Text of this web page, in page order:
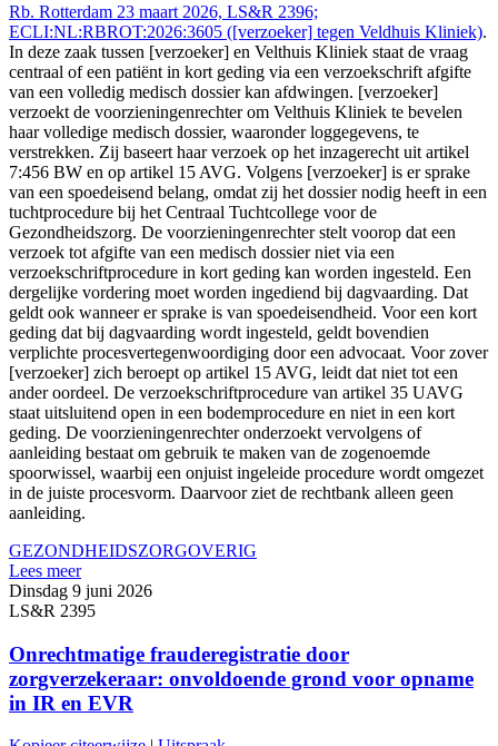
Rb. Rotterdam 23 maart 2026, LS&R 2396;
ECLI:NL:RBROT:2026:3605 ([verzoeker] tegen Veldhuis Kliniek).
In deze zaak tussen [verzoeker] en Velthuis Kliniek staat de vraag
centraal of een patiënt in kort geding via een verzoekschrift afgifte
van een volledig medisch dossier kan afdwingen. [verzoeker]
verzoekt de voorzieningenrechter om Velthuis Kliniek te bevelen
haar volledige medisch dossier, waaronder loggegevens, te
verstrekken. Zij baseert haar verzoek op het inzagerecht uit artikel
7:456 BW en op artikel 15 AVG. Volgens [verzoeker] is er sprake
van een spoedeisend belang, omdat zij het dossier nodig heeft in een
tuchtprocedure bij het Centraal Tuchtcollege voor de
Gezondheidszorg. De voorzieningenrechter stelt voorop dat een
verzoek tot afgifte van een medisch dossier niet via een
verzoekschriftprocedure in kort geding kan worden ingesteld. Een
dergelijke vordering moet worden ingediend bij dagvaarding. Dat
geldt ook wanneer er sprake is van spoedeisendheid. Voor een kort
geding dat bij dagvaarding wordt ingesteld, geldt bovendien
verplichte procesvertegenwoordiging door een advocaat. Voor zover
[verzoeker] zich beroept op artikel 15 AVG, leidt dat niet tot een
ander oordeel. De verzoekschriftprocedure van artikel 35 UAVG
staat uitsluitend open in een bodemprocedure en niet in een kort
geding. De voorzieningenrechter onderzoekt vervolgens of
aanleiding bestaat om gebruik te maken van de zogenoemde
spoorwissel, waarbij een onjuist ingeleide procedure wordt omgezet
in de juiste procesvorm. Daarvoor ziet de rechtbank alleen geen
aanleiding.
GEZONDHEIDSZORGOVERIG
Lees meer
Dinsdag 9 juni 2026
LS&R 2395
Onrechtmatige frauderegistratie door
zorgverzekeraar: onvoldoende grond voor opname
in IR en EVR